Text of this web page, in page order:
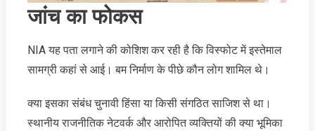
जांच का फोकस
NIA यह पता लगाने की कोशिश कर रही है कि विस्फोट में इस्तेमाल
सामग्री कहां से आई। बम निर्माण के पीछे कौन लोग शामिल थे।
क्या इसका संबंध चुनावी हिंसा या किसी संगठित साजिश से था।
स्थानीय राजनीतिक नेटवर्क और आरोपित व्यक्तियों की क्या भूमिका